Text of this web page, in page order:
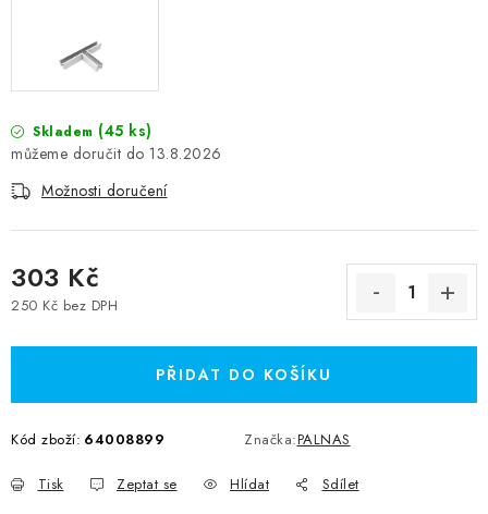
Skladem (45 ks)
13.8.2026
Možnosti doručení
303 Kč
250 Kč bez DPH
PŘIDAT DO KOŠÍKU
Kód zboží: 64008899 Značka:PALNAS
Tisk Zeptat se Hlídat Sdílet